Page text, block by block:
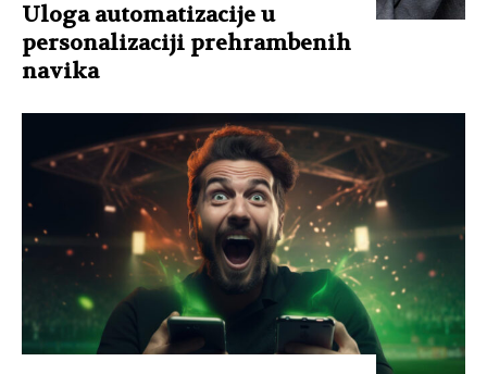
Uloga automatizacije u
personalizaciji prehrambenih
navika